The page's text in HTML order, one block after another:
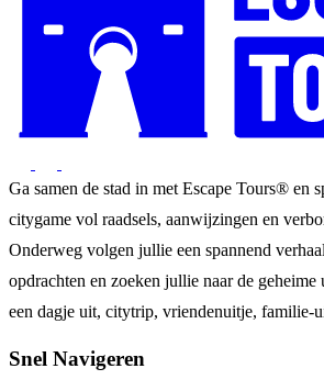
Ga samen de stad in met Escape Tours® en
citygame vol raadsels, aanwijzingen en
Onderweg volgen jullie een spannend
opdrachten en zoeken jullie naar de
een dagje uit, citytrip, vriendenuitje, familie-
Snel Navigeren